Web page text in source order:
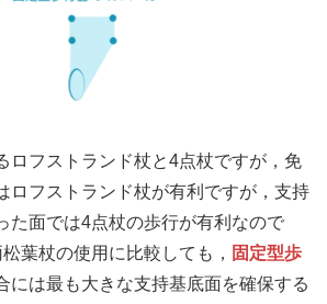
ロフストランド杖と4点杖ですが，免
ロフストランド杖が有利ですが，支持
た面では4点杖の歩行が有利なので
葉杖の使用に比較しても， 固定型歩
には最も大きな支持基底面を確保する